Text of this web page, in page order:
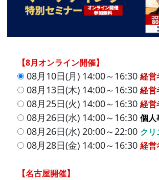
【8月オンライン開催】
08月10日(月) 14:00～16:30経営
08月13日(木) 14:00～16:30経営
08月25日(火) 14:00～16:30経営
08月26日(水) 14:00～16:30個人
08月26日(水) 20:00～22:00 クリ
08月28日(金) 14:00～16:30経営
【名古屋開催】